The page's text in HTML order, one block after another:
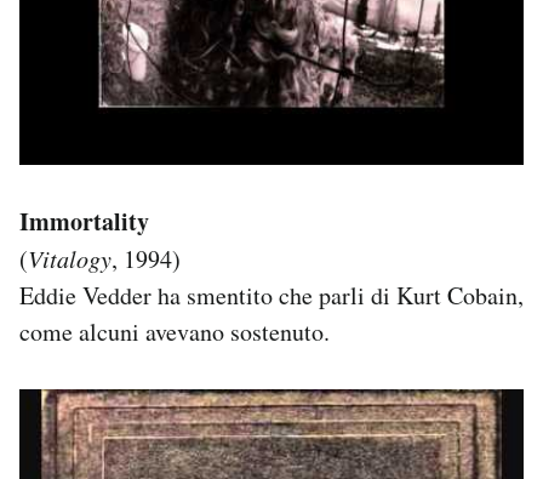
Immortality
(Vitalogy, 1994)
Eddie Vedder ha smentito che parli di Kurt Cobain,
come alcuni avevano sostenuto.